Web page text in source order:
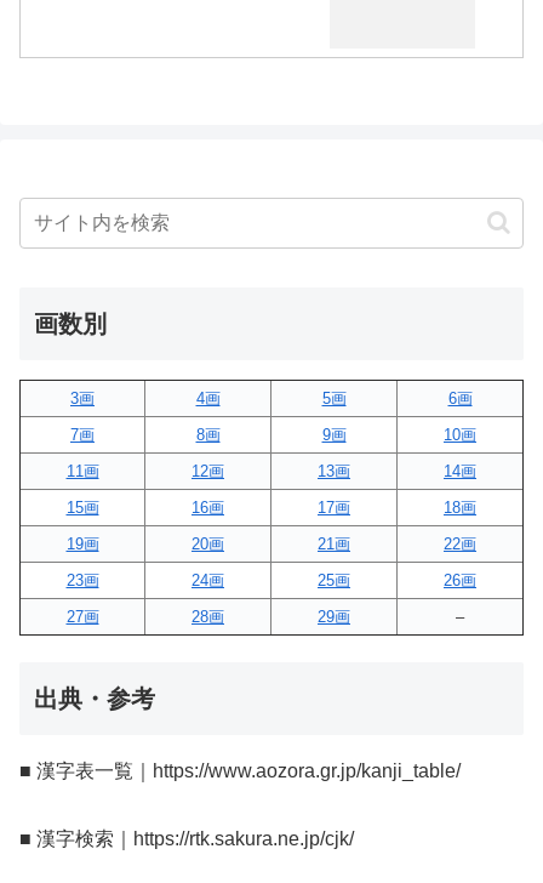
画数別
3画 4画 5画
6画
7画
8画 9画
10画
11画
12画 13画
14画
15画
16画 17画
18画
19画
20画 21画
22画
23画
24画 25画
26画
27画
28画 29画 –
出典・参考
■ 漢字表一覧｜https://www.aozora.gr.jp/kanji_table/
■ 漢字検索｜https://rtk.sakura.ne.jp/cjk/